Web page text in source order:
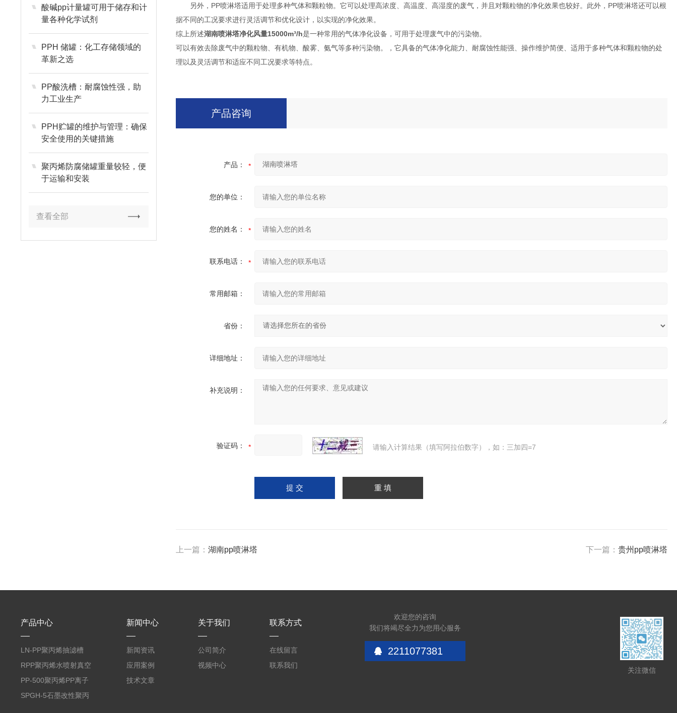
酸碱pp计量罐可用于储存和计
量各种化学试剂
PPH 储罐：化工存储领域的
革新之选
PP酸洗槽：耐腐蚀性强，助
力工业生产
PPH贮罐的维护与管理：确保
安全使用的关键措施
聚丙烯防腐储罐重量较轻，便
于运输和安装
查看全部
另外，PP喷淋塔适用于处理多种气体和颗粒物。它可以处理高浓度、高温度、高湿度的废气，并且对颗粒物的净化效果也较好。此外，PP喷淋塔还可以根
据不同的工况要求进行灵活调节和优化设计，以实现的净化效果。
综上所述湖南喷淋塔净化风量15000m³/h是一种常用的气体净化设备，可用于处理废气中的污染物。
可以有效去除废气中的颗粒物、有机物、酸雾、氨气等多种污染物。，它具备的气体净化能力、耐腐蚀性能强、操作维护简便、适用于多种气体和颗粒物的处
理以及灵活调节和适应不同工况要求等特点。
产品咨询
产品：
您的单位：
您的姓名：
联系电话：
常用邮箱：
省份：
详细地址：
补充说明：
验证码： 请输入计算结果（填写阿拉伯数字），如：三加四=7
上一篇：湖南pp喷淋塔 下一篇： 贵州pp喷淋塔
产品中心
LN-PP聚丙烯抽滤槽
RPP聚丙烯水喷射真空
机组
PP-500聚丙烯PP离子
交换柱
SPGH-5石墨改性聚丙
新闻中心
新闻资讯
应用案例
技术文章
关于我们
公司简介
视频中心
联系方式
在线留言
联系我们
欢迎您的咨询
我们将竭尽全力为您用心服务
2211077381
关注微信